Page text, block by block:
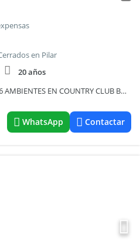
en Pilar
20 años
VENTA – IMPRESIONANTE CASA 6 AMBIENTES EN COUNTRY CLUB BOCA RATÓN
WhatsApp Contactar